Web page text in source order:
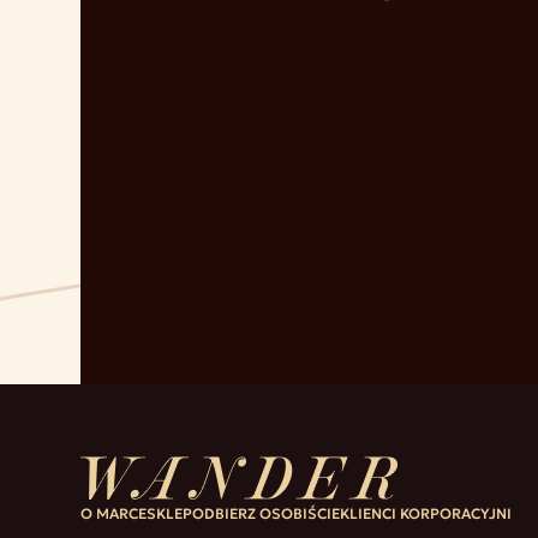
O MARCESKLEPODBIERZ OSOBIŚCIEKLIENCI KORPORACYJNI